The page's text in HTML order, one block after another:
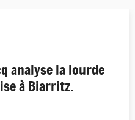
analyse la lourde
à Biarritz.